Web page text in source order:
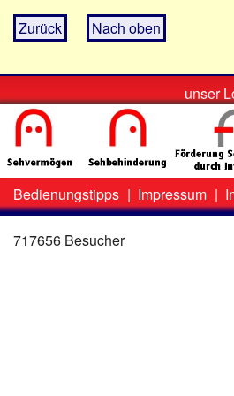
Zurück Nach oben
unser
Zweit-
Menü
Bedienungstipps | Impressum |
717656 Besucher